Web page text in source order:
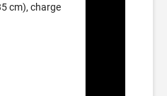
cm), charge